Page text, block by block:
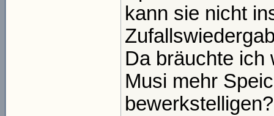
kann sie nicht
Da bräuchte ich
Musi mehr
bewerkstelligen?